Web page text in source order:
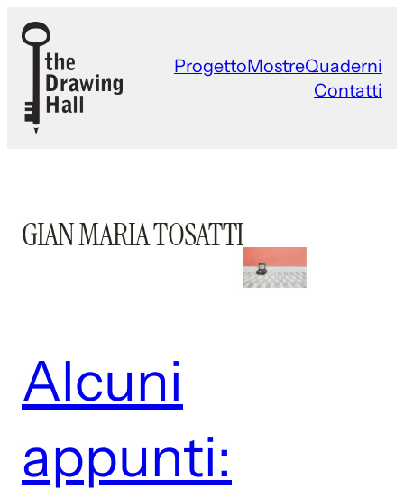
Vai
contenuto
ProgettoMostreQuaderni
Contatti
GIAN MARIA TOSATTI
Alcuni
appunti: